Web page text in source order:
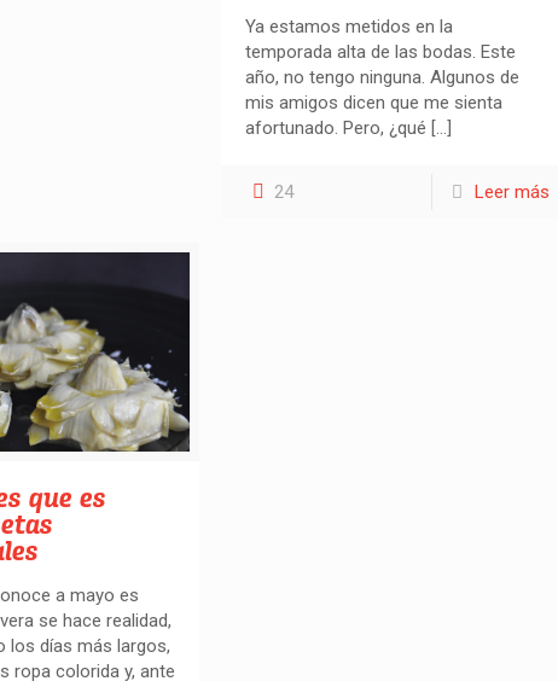
Ya estamos metidos en la
temporada alta de las bodas. Este
año, no tengo ninguna. Algunos de
mis amigos dicen que me sienta
afortunado. Pero, ¿qué […]
24 Leer más
que es
a mayo es
se hace realidad,
los días más largos,
ropa colorida y, ante